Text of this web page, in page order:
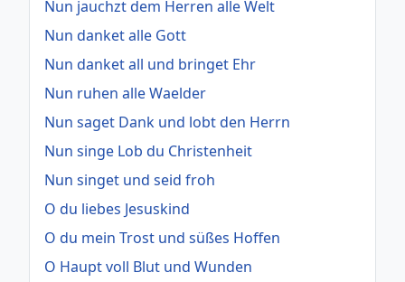
Nun jauchzt dem Herren alle Welt
Nun danket alle Gott
Nun danket all und bringet Ehr
Nun ruhen alle Waelder
Nun saget Dank und lobt den Herrn
Nun singe Lob du Christenheit
Nun singet und seid froh
O du liebes Jesuskind
O du mein Trost und süßes Hoffen
O Haupt voll Blut und Wunden